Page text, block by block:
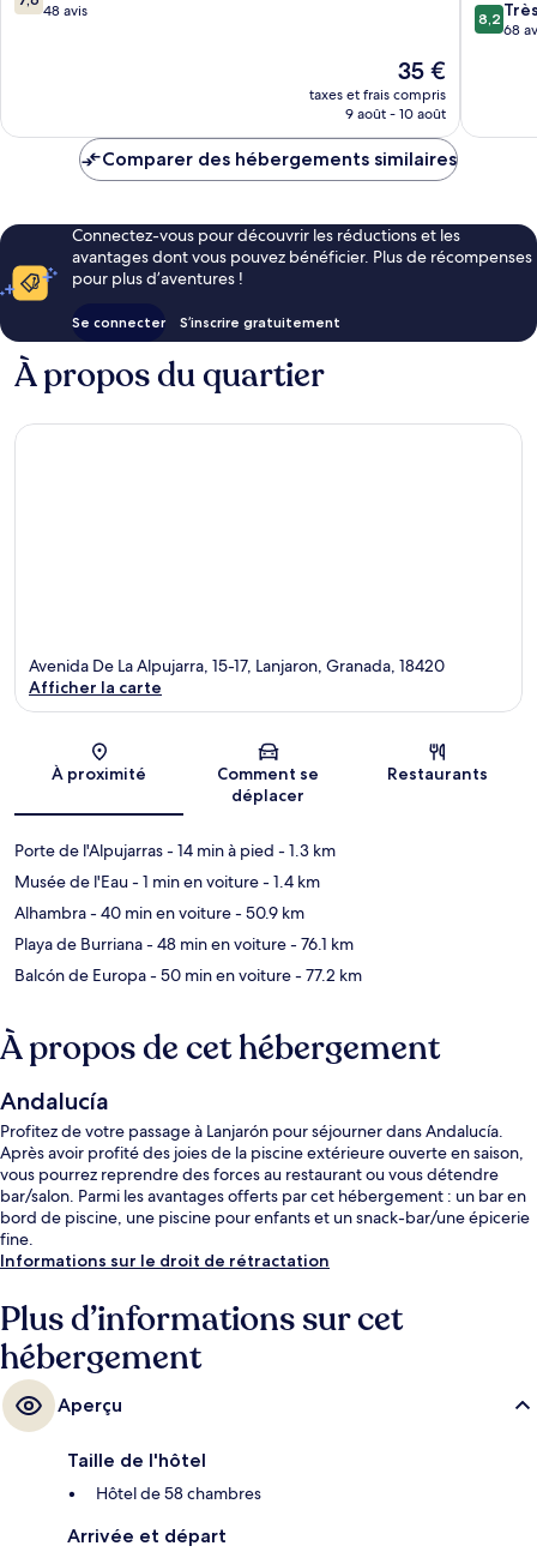
sur 48 avis
Le
nouveau
prix
de
35 €
taxes et frais compris
9 août - 10 août
8.2
sur
8,2
68
Comparer des hébergements similaires
Connectez-vous pour découvrir les réductions et les
avantages dont vous pouvez bénéficier. Plus de récompenses
pour plus d’aventures !
Se connecter S’inscrire gratuitement
À propos du quartier
Carte
Avenida De La Alpujarra, 15-17, Lanjaron, Granada, 18420
Afficher la carte
À proximité
Comment se
déplacer
Restaurants
Porte de l'Alpujarras- 14 min à pied - 1.3 km
Musée de l'Eau- 1 min en voiture- 1.4 km
Alhambra- 40 min en voiture- 50.9 km
Playa de Burriana- 48 min en voiture- 76.1 km
Balcón de Europa- 50 min en voiture- 77.2 km
À propos de cet hébergement
Andalucía
Profitez de votre passage à Lanjarón pour séjourner dans Andalucía.
Après avoir profité des joies de la piscine extérieure ouverte en saison,
vous pourrez reprendre des forces au restaurant ou vous détendre
bar/salon. Parmi les avantages offerts par cet hébergement : un bar en
bord de piscine, une piscine pour enfants et un snack-bar/une épicerie
fine.
Informations sur le droit de rétractation
Plus d’informations sur cet
hébergement
Aperçu
Taille de l'hôtel
Hôtel de 58 chambres
Arrivée et départ